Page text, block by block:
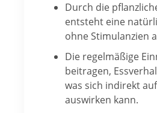
Durch die
entsteht eine
ohne Stimulanzien
Die regelmäßige
beitragen,
was sich indirekt
auswirken kann.